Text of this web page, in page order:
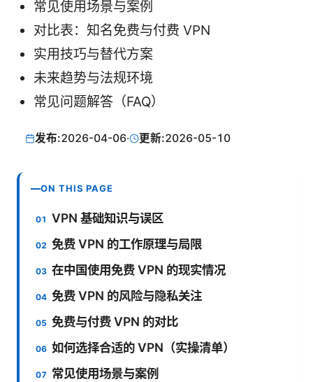
常见使用场景与案例
对比表：知名免费与付费 VPN
实用技巧与替代方案
未来趋势与法规环境
常见问题解答（FAQ）
发布:2026-04-06· 更新:2026-05-10
ON THIS PAGE
VPN 基础知识与误区
免费 VPN 的工作原理与局限
在中国使用免费 VPN 的现实情况
免费 VPN 的风险与隐私关注
免费与付费 VPN 的对比
如何选择合适的 VPN（实操清单）
常见使用场景与案例